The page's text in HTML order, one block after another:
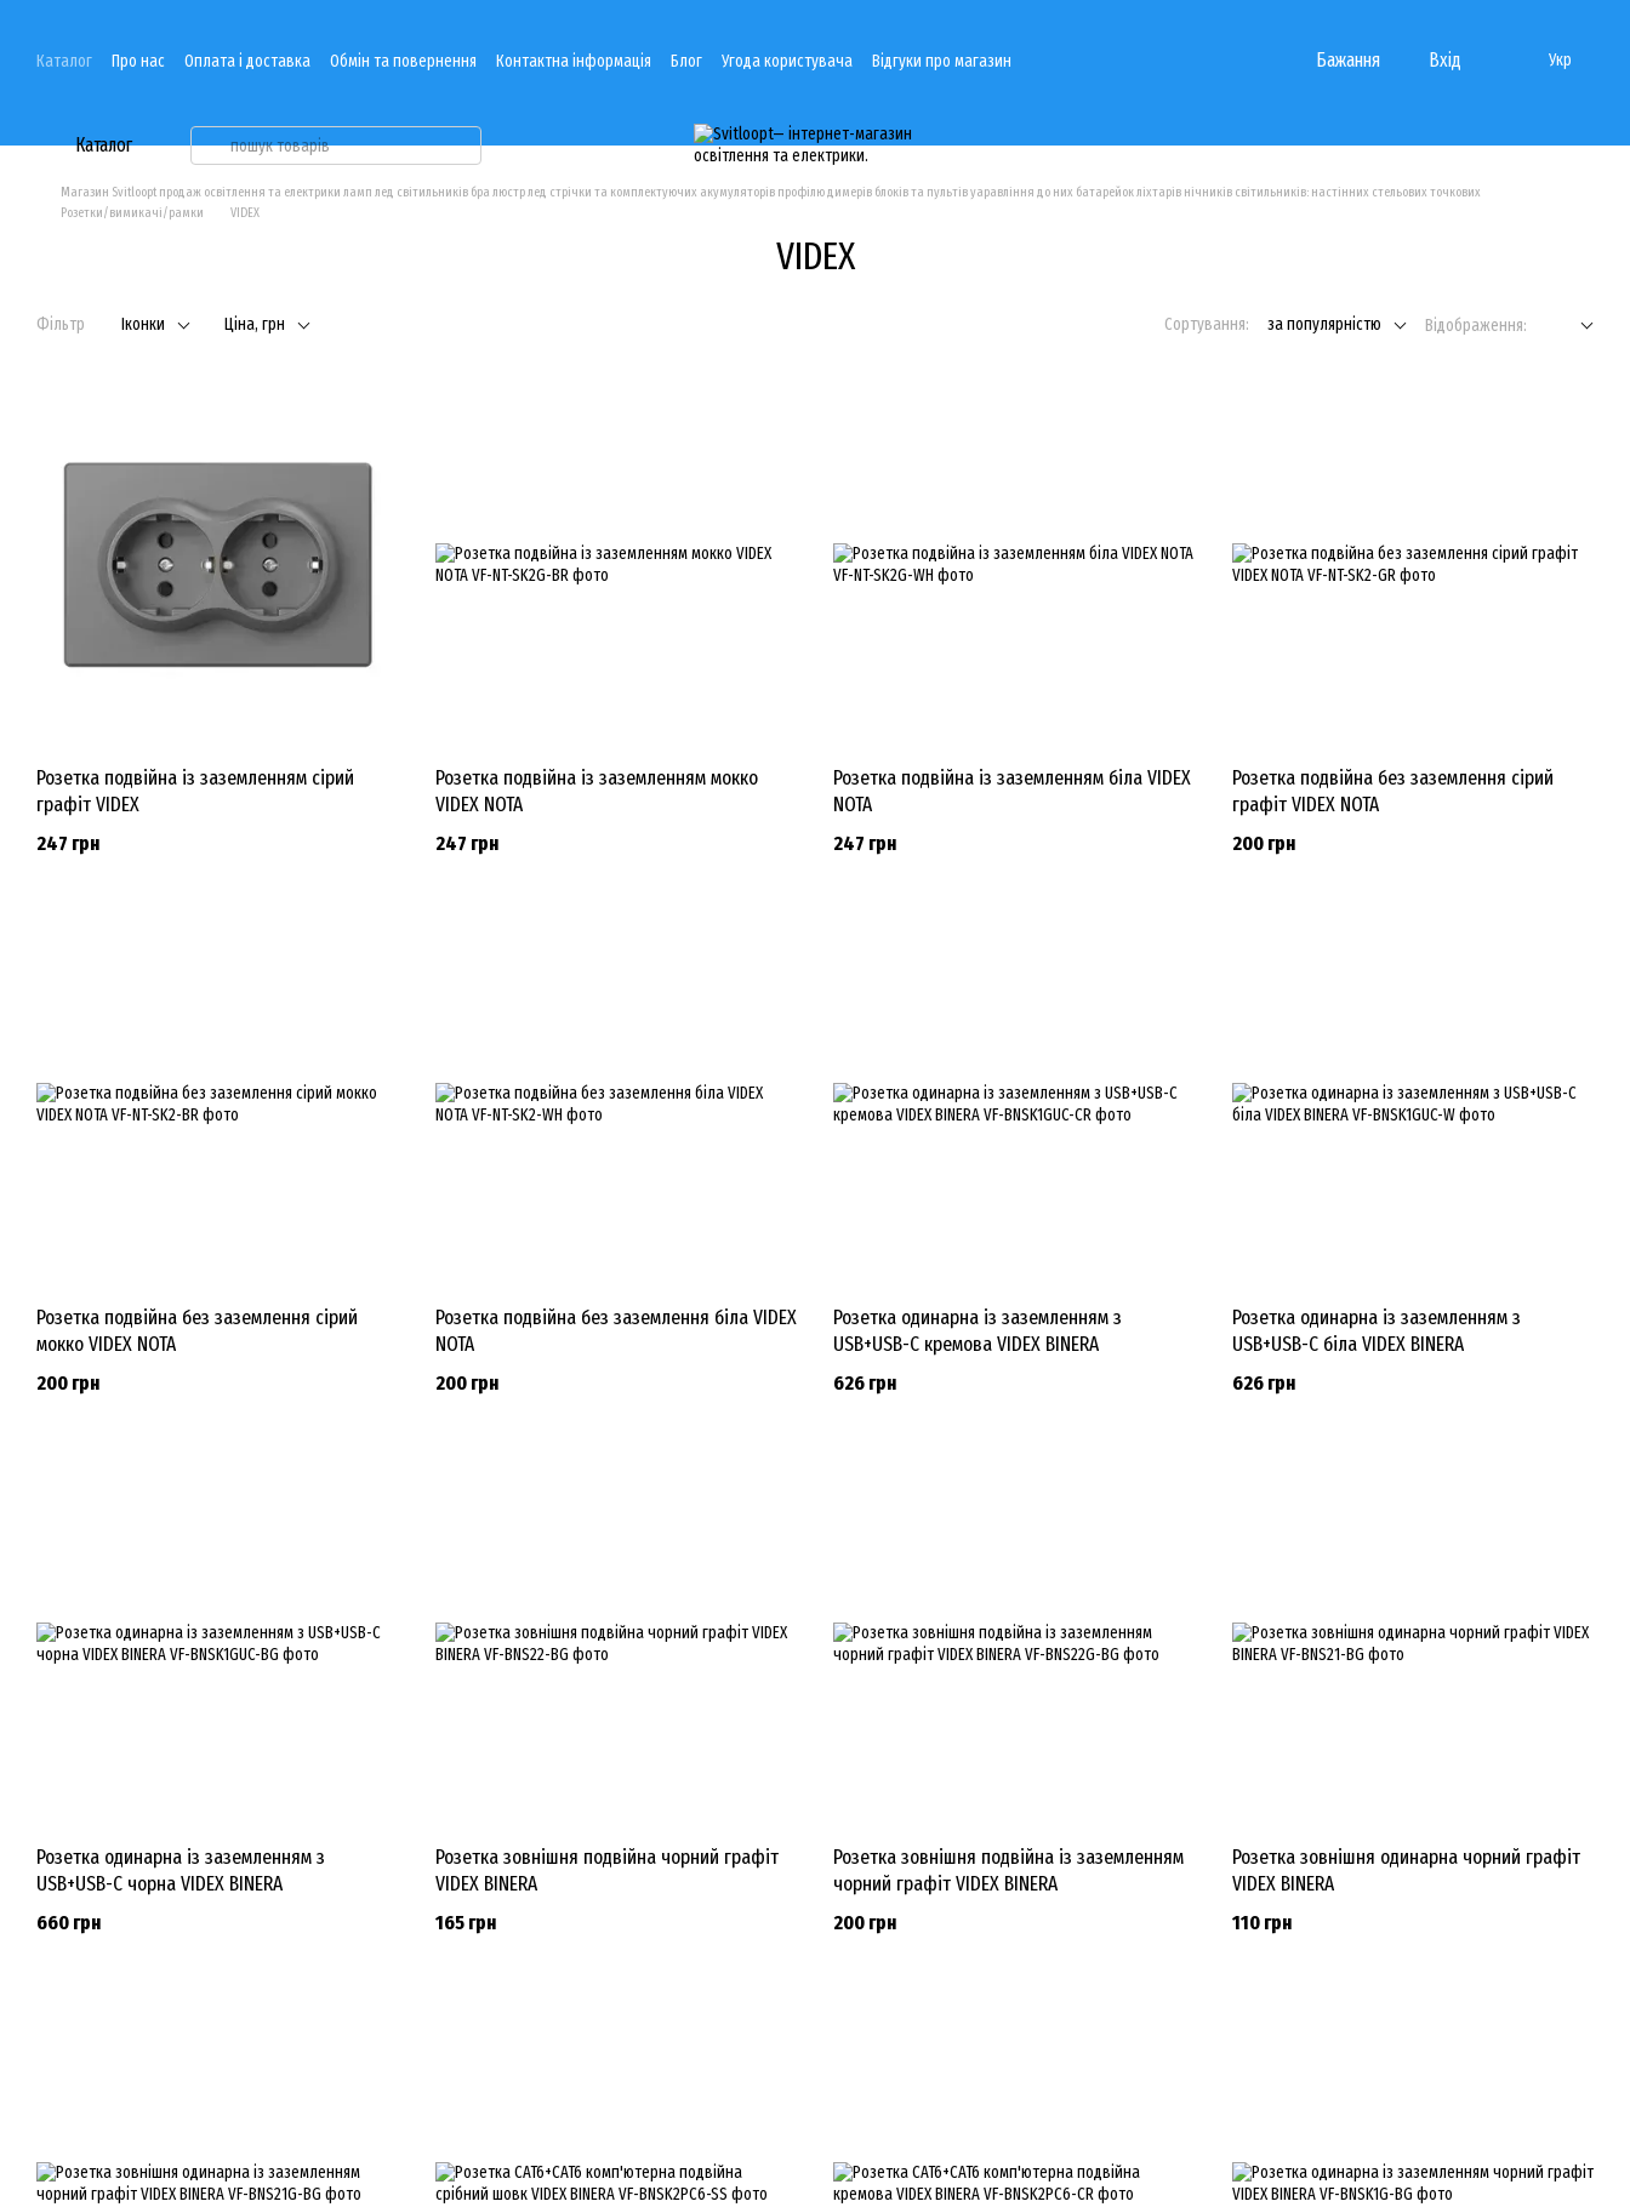
Каталог Про нас Оплата і доставка Обмін та повернення Контактна інформація Блог Угода користувача Відгуки про магазин Бажання Вхід Укр
Каталог
Магазин Svitloopt продаж освітлення та електрики ламп лед світильників бра люстр лед стрічки та комплектуючих акумуляторів профілю димерів блоків та пультів уаравління до них батарейок ліхтарів нічників світильників: настінних стельових точкових
Розетки/вимикачі/рамки
VIDEX
VIDEX
Фільтр Іконки Ціна, грн Сортування: за популярністю Відображення:
Розетка подвійна із заземленням сірий
графіт VIDEX
247 грн
Розетка подвійна із заземленням мокко
VIDEX NOTA
247 грн
Розетка подвійна із заземленням біла VIDEX
NOTA
247 грн
Розетка подвійна без заземлення сірий
графіт VIDEX NOTA
200 грн
Розетка подвійна без заземлення сірий
мокко VIDEX NOTA
200 грн
Розетка подвійна без заземлення біла VIDEX
NOTA
200 грн
Розетка одинарна із заземленням з
USB+USB-C кремова VIDEX BINERA
626 грн
Розетка одинарна із заземленням з
USB+USB-C біла VIDEX BINERA
626 грн
Розетка одинарна із заземленням з
USB+USB-C чорна VIDEX BINERA
660 грн
Розетка зовнішня подвійна чорний графіт
VIDEX BINERA
165 грн
Розетка зовнішня подвійна із заземленням
чорний графіт VIDEX BINERA
200 грн
Розетка зовнішня одинарна чорний графіт
VIDEX BINERA
110 грн